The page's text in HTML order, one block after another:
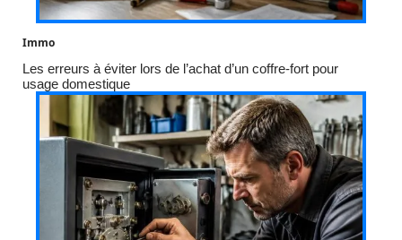
Immo
Les erreurs à éviter lors de l’achat d’un coffre-fort pour
usage domestique